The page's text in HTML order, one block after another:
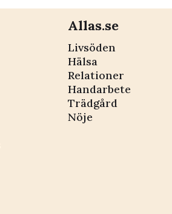
Allas.se
Livsöden
Hälsa
Relationer
Handarbete
Trädgård
Nöje